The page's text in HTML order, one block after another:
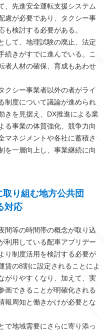
、先進安全運転支援システム
慮が必要であり、タクシー事
検討する必要がある。
して、地理試験の廃止、法定
続きがすでに進んでいる。こ
者人材の確保、育成もあわせ
クシー事業者以外の者がライ
制度について議論が進められ
きを見据え、DX推進による業
る事業の体質強化、競争力向
マネジメントや各社に蓄積さ
を一層向上し、事業継続に向
取り組む地方公共団
対応
間等の時間帯の概念が取り込
利用している配車アプリデー
り制度活用を検討する必要が
賃の8割に設定されることによ
がりやすくなり、加えて、実
画できることが明確化される
報周知と働きかけが必要とな
で地域需要にさらに寄り添っ